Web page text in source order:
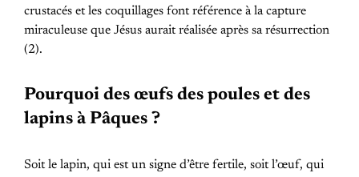
crustacés et les coquillages font référence à la capture
miraculeuse que Jésus aurait réalisée après sa résurrection
(2).
Pourquoi des œufs des poules et des
lapins à Pâques ?
Soit le lapin, qui est un signe d’être fertile, soit l’œuf, qui